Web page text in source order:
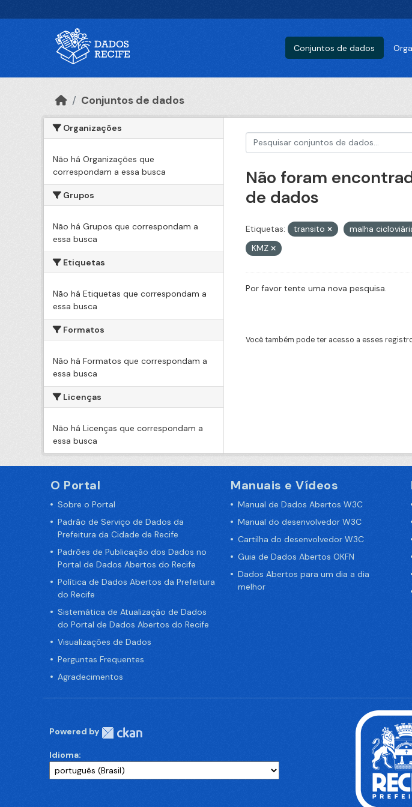
Conjuntos de dados
Conjuntos de dados
Organizações
Não há Organizações que
correspondam a essa busca
Grupos
Não há Grupos que correspondam a
essa busca
Etiquetas
Não há Etiquetas que correspondam a
essa busca
Formatos
Não há Formatos que correspondam a
essa busca
Licenças
Não há Licenças que correspondam a
essa busca
Não foram
de dados
Etiquetas: transito malha
KMZ
Por favor tente uma nova pesquisa.
Você também pode ter acesso a esses
O Portal
Sobre o Portal
Padrão de Serviço de Dados da
Prefeitura da Cidade de Recife
Padrões de Publicação dos Dados no
Portal de Dados Abertos do Recife
Política de Dados Abertos da Prefeitura
do Recife
Sistemática de Atualização de Dados
do Portal de Dados Abertos do Recife
Visualizações de Dados
Perguntas Frequentes
Agradecimentos
Manuais e Vídeos
Manual de Dados Abertos W3C
Manual do desenvolvedor W3C
Cartilha do desenvolvedor W3C
Guia de Dados Abertos OKFN
Dados Abertos para um dia a dia
melhor
Powered by
Idioma